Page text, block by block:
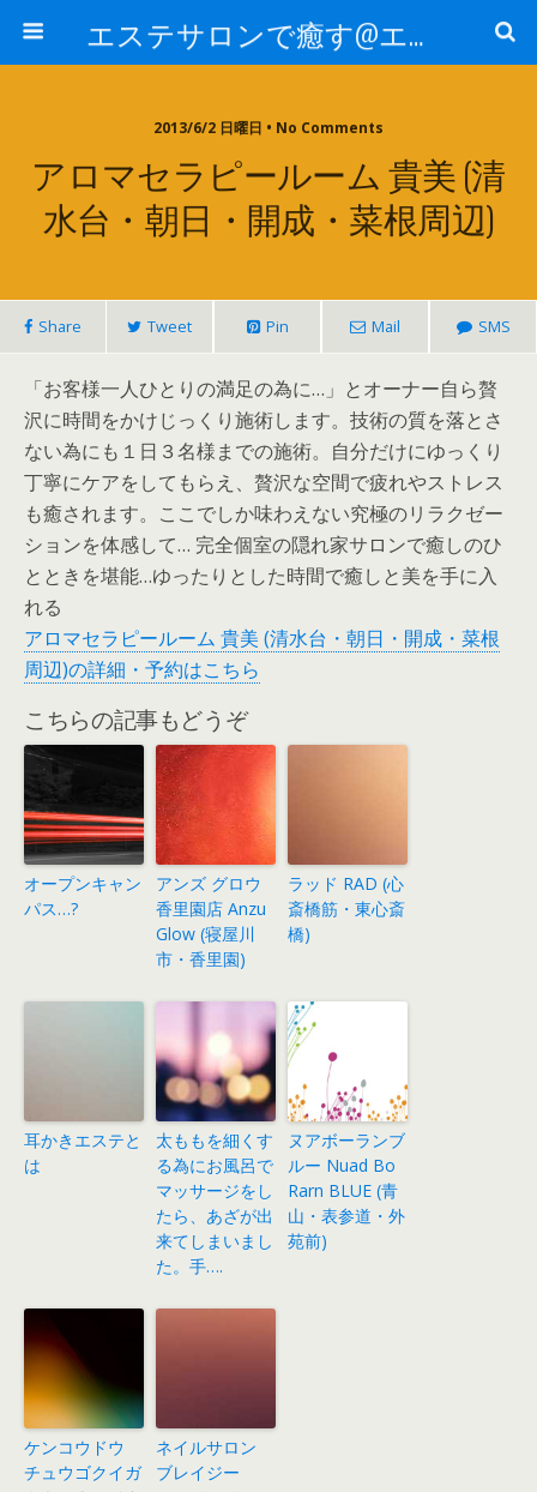
エステサロンで癒す@エステ～全国エステ情報
2013/6/2 日曜日 • No Comments
アロマセラピールーム 貴美 (清
水台・朝日・開成・菜根周辺)
Share Tweet Pin Mail SMS
「お客様一人ひとりの満足の為に…」とオーナー自ら贅
沢に時間をかけじっくり施術します。技術の質を落とさ
ない為にも１日３名様までの施術。自分だけにゆっくり
丁寧にケアをしてもらえ、贅沢な空間で疲れやストレス
も癒されます。ここでしか味わえない究極のリラクゼー
ションを体感して… 完全個室の隠れ家サロンで癒しのひ
とときを堪能…ゆったりとした時間で癒しと美を手に入
れる
アロマセラピールーム 貴美 (清水台・朝日・開成・菜根
周辺)の詳細・予約はこちら
こちらの記事もどうぞ
オープンキャン
パス…?
アンズ グロウ
香里園店 Anzu
Glow (寝屋川
市・香里園)
ラッド RAD (心
斎橋筋・東心斎
橋)
耳かきエステと
は
太ももを細くす
る為にお風呂で
マッサージをし
たら、あざが出
来てしまいまし
た。手….
ヌアボーランブ
ルー Nuad Bo
Rarn BLUE (青
山・表参道・外
苑前)
ケンコウドウ
チュウゴクイガ
ネイルサロン
ブレイジー